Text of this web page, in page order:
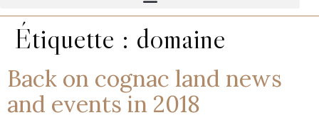
Étiquette : domaine
Back on cognac land news
and events in 2018